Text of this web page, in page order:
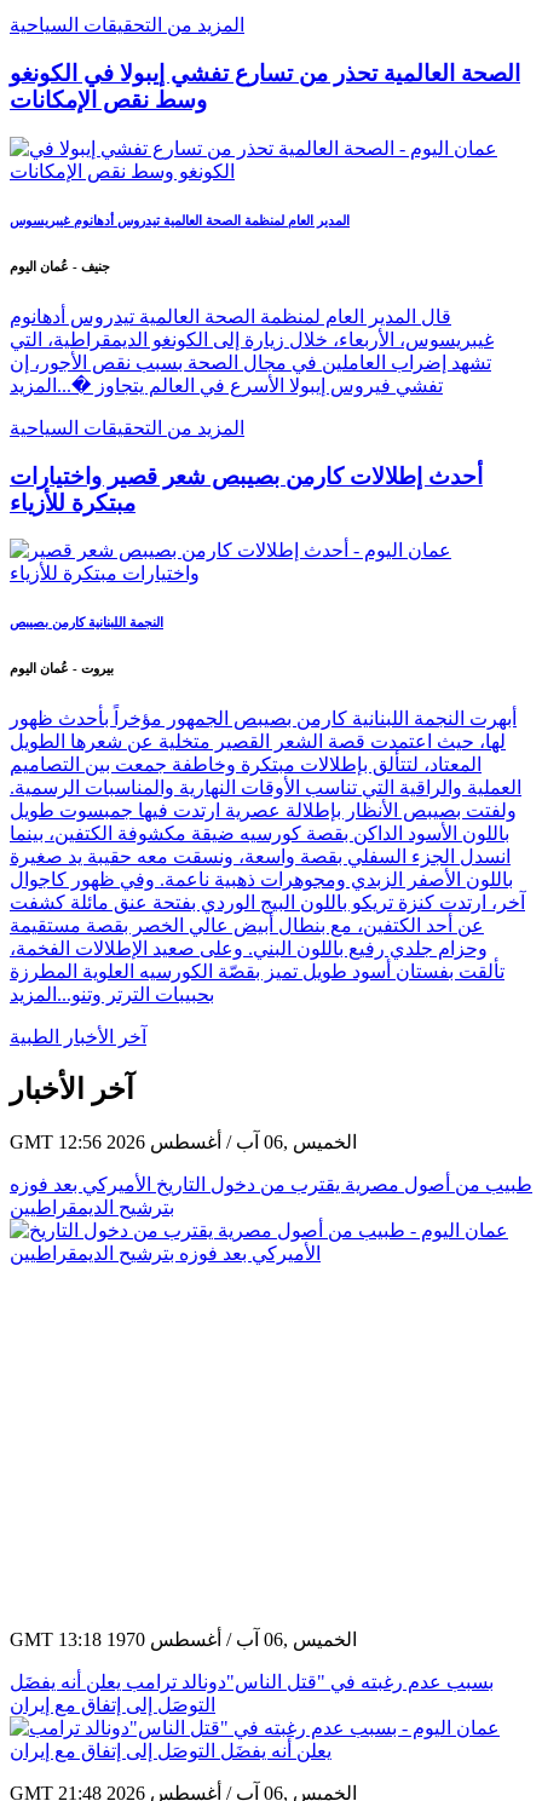
المزيد من التحقيقات السياحية
الصحة العالمية تحذر من تسارع تفشي إيبولا في الكونغو
وسط نقص الإمكانات
المدير العام لمنظمة الصحة العالمية تيدروس أدهانوم غيبريسوس
جنيف - عُمان اليوم
قال المدير العام لمنظمة الصحة العالمية تيدروس أدهانوم
غيبريسوس، الأربعاء، خلال زيارة إلى الكونغو الديمقراطية، التي
تشهد إضراب العاملين في مجال الصحة بسبب نقص الأجور، إن
تفشي فيروس إيبولا الأسرع في العالم يتجاوز �... المزيد
المزيد من التحقيقات السياحية
أحدث إطلالات كارمن بصيبص شعر قصير واختيارات
مبتكرة للأزياء
النجمة اللبنانية كارمن بصيبص
بيروت - عُمان اليوم
أبهرت النجمة اللبنانية كارمن بصيبص الجمهور مؤخراً بأحدث ظهور
لها، حيث اعتمدت قصة الشعر القصير متخلية عن شعرها الطويل
المعتاد، لتتألق بإطلالات مبتكرة وخاطفة جمعت بين التصاميم
العملية والراقية التي تناسب الأوقات النهارية والمناسبات الرسمية.
ولفتت بصيبص الأنظار بإطلالة عصرية ارتدت فيها جمبسوت طويل
باللون الأسود الداكن بقصة كورسيه ضيقة مكشوفة الكتفين، بينما
انسدل الجزء السفلي بقصة واسعة، ونسقت معه حقيبة يد صغيرة
باللون الأصفر الزبدي ومجوهرات ذهبية ناعمة. وفي ظهور كاجوال
آخر، ارتدت كنزة تريكو باللون البيج الوردي بفتحة عنق مائلة كشفت
عن أحد الكتفين، مع بنطال أبيض عالي الخصر بقصة مستقيمة
وحزام جلدي رفيع باللون البني. وعلى صعيد الإطلالات الفخمة،
تألقت بفستان أسود طويل تميز بقصّة الكورسيه العلوية المطرزة
بحبيبات الترتر وتنو... المزيد
آخر الأخبار الطبية
آخر الأخبار
GMT 12:56 2026 الخميس ,06 آب / أغسطس
طبيب من أصول مصرية يقترب من دخول التاريخ الأميركي بعد فوزه
بترشيح الديمقراطيين
GMT 13:18 1970 الخميس ,06 آب / أغسطس
بسبب عدم رغبته في "قتل الناس"دونالد ترامب يعلن أنه يفضَل
التوصَل إلى إتفاق مع إيران
GMT 21:48 2026 الخميس ,06 آب / أغسطس